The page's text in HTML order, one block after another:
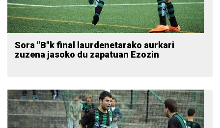
Sora "B"k final laurdenetarako aurkari
zuzena jasoko du zapatuan Ezozin